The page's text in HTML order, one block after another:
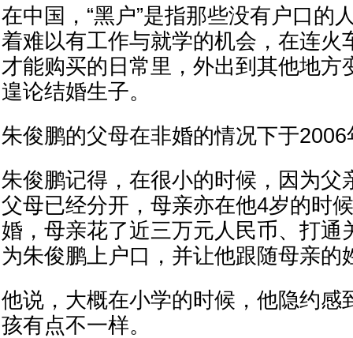
在中国，“黑户”是指那些没有户口的
着难以有工作与就学的机会，在连火
才能购买的日常里，外出到其他地方
遑论结婚生子。
朱俊鹏的父母在非婚的情况下于
朱俊鹏记得，在很小的时候，因为父
父母已经分开，母亲亦在他4岁的时
婚，母亲花了近三万元人民币、打通
为朱俊鹏上户口，并让他跟随母亲的
他说，大概在小学的时候，他隐约感
孩有点不一样。